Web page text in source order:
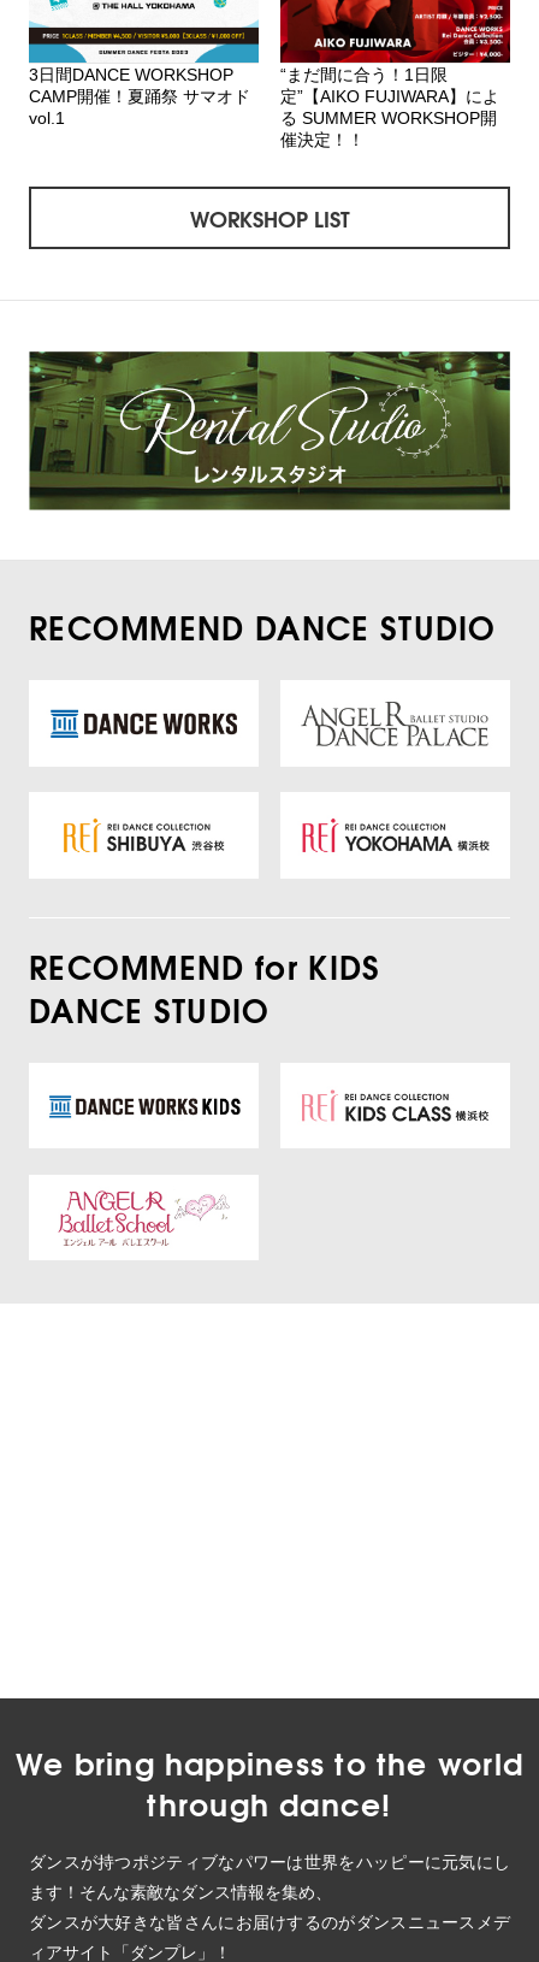
3日間DANCE WORKSHOP
CAMP開催！夏踊祭 サマオド
vol.1
“まだ間に合う！1日限
定”【AIKO FUJIWARA】によ
る SUMMER WORKSHOP開
催決定！！
WORKSHOP LIST
RECOMMEND DANCE STUDIO
RECOMMEND for KIDS
DANCE STUDIO
We bring happiness to the world
through dance!
ダンスが持つポジティブなパワーは世界をハッピーに元気にし
ます！そんな素敵なダンス情報を集め、
ダンスが大好きな皆さんにお届けするのがダンスニュースメデ
ィアサイト「ダンプレ」！